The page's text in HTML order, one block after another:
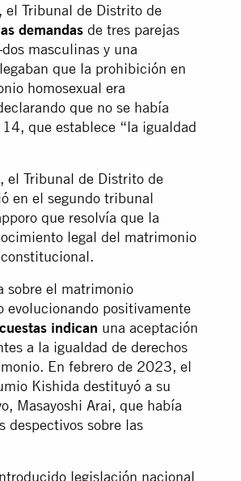
Tribunal de Distrito de
demandas de tres parejas
masculinas y una
que la prohibición en
homosexual era
que no se había
que establece “la igualdad
el Tribunal de Distrito de
en el segundo tribunal
que resolvía que la
legal del matrimonio
sobre el matrimonio
evolucionando positivamente
indican una aceptación
a la igualdad de derechos
En febrero de 2023, el
Kishida destituyó a su
Masayoshi Arai, que había
despectivos sobre las
legislación nacional